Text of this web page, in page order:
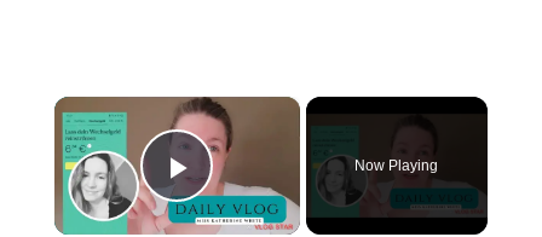
×
Play Video
Now Playing